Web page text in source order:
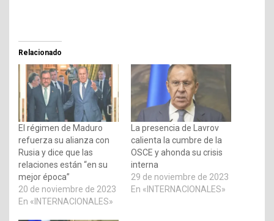
Relacionado
El régimen de Maduro
refuerza su alianza con
Rusia y dice que las
relaciones están “en su
mejor época”
20 de noviembre de 2023
En «INTERNACIONALES»
La presencia de Lavrov
calienta la cumbre de la
OSCE y ahonda su crisis
interna
29 de noviembre de 2023
En «INTERNACIONALES»